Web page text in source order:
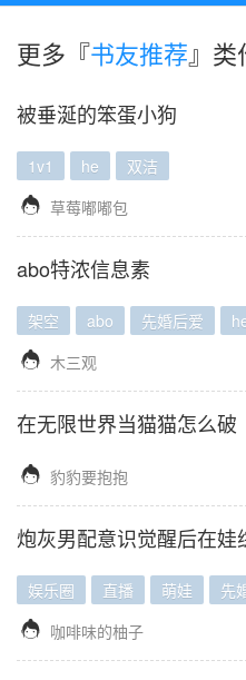
更多『书友推荐』类
被垂涎的笨蛋小狗
1v1 he 双洁
 草莓嘟嘟包
abo特浓信息素
架空 abo 先婚后爱
 木三观
在无限世界当猫猫怎么破
 豹豹要抱抱
炮灰男配意识觉醒后在娃
娱乐圈 直播 萌娃 先
 咖啡味的柚子